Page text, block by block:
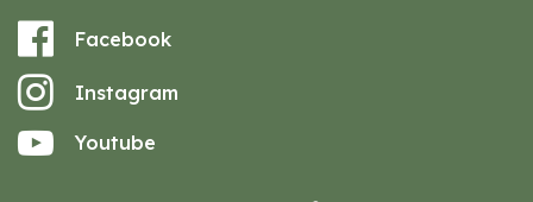
Facebook
Instagram
Youtube